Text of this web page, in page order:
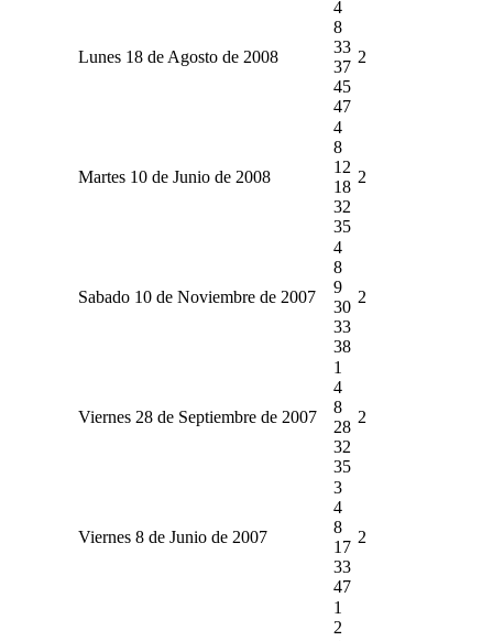
Lunes 18 de Agosto de 2008
4
8
33
37
45
47
2
Martes 10 de Junio de 2008
4
8
12
18
32
35
2
Sabado 10 de Noviembre de 2007
4
8
9
30
33
38
2
Viernes 28 de Septiembre de 2007
1
4
8
28
32
35
2
Viernes 8 de Junio de 2007
3
4
8
17
33
47
2
1
2